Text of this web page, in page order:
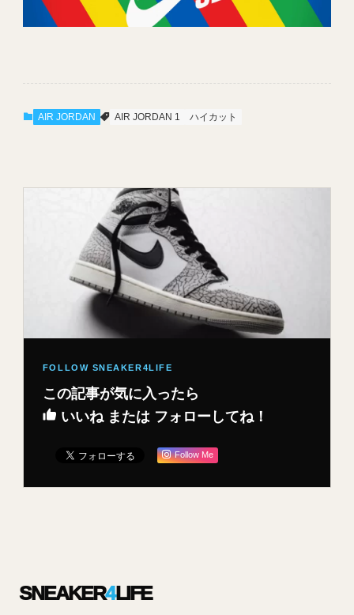
AIR JORDAN AIR JORDAN 1 ハイカット
この記事が気に入ったら
いいね または フォローしてね！
Follow Me
SNEAKER4LIFE